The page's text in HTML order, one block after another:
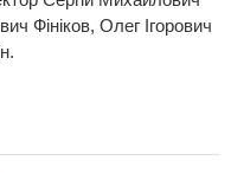
Фініков, Олег Ігорович